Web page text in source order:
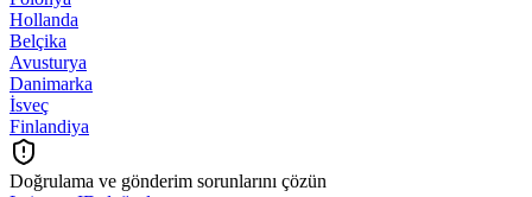
Hollanda
Belçika
Avusturya
Danimarka
İsveç
Finlandiya
Doğrulama ve gönderim sorunlarını çözün